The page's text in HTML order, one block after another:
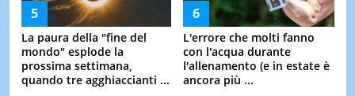
La paura della "fine del
mondo" esplode la
prossima settimana,
quando tre agghiaccianti ...
L'errore che molti fanno
con l'acqua durante
l'allenamento (e in estate è
ancora più ...